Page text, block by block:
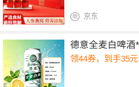
京东
德意全麦白啤酒
领44券，到手35元